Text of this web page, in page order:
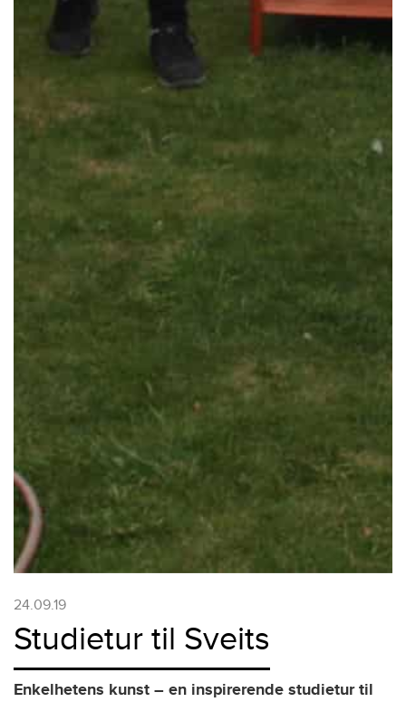
24.09.19
Studietur til Sveits
Enkelhetens kunst – en inspirerende studietur til